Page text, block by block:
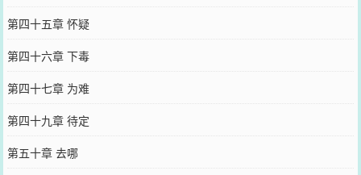
第四十五章 怀疑
第四十六章 下毒
第四十七章 为难
第四十九章 待定
第五十章 去哪